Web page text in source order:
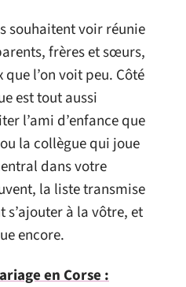
souhaitent voir réunie
frères et sœurs,
l’on voit peu. Côté
est tout aussi
l’ami d’enfance que
la collègue qui joue
dans votre
la liste transmise
s’ajouter à la vôtre, et
encore.
en Corse :